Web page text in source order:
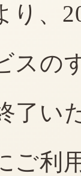
り、
スの
了い
ご利